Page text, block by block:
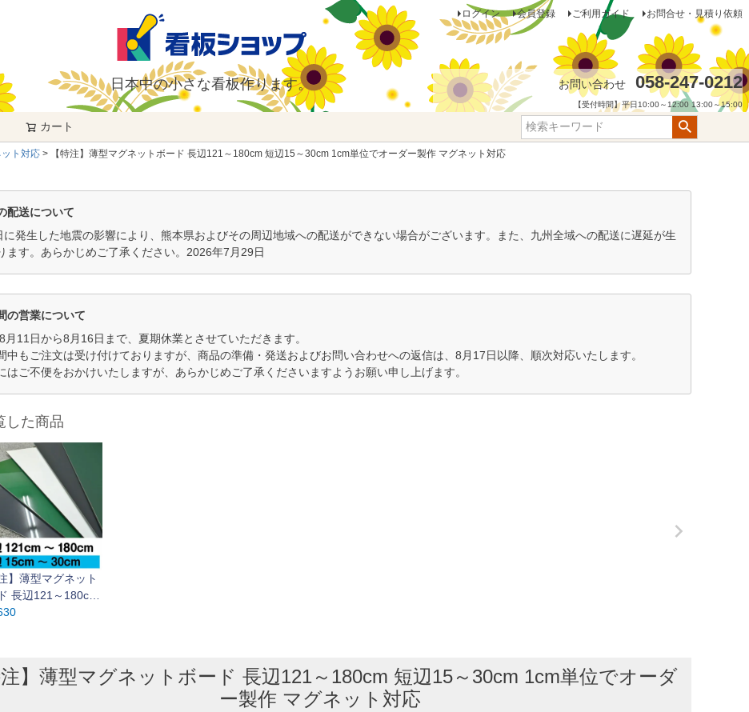
日本中の小さな看板作ります。
ログイン 会員登録 ご利用ガイド お問合せ・見積り依頼
お問い合わせ 058-247-0212
【受付時間】平日10:00～12:00 13:00～15:00
カート
ト対応 【特注】薄型マグネットボード 長辺121～180cm 短辺15～30cm 1cm単位でオーダー製作 マグネット対応
配送について
に発生した地震の影響により、熊本県およびその周辺地域への配送ができない場合がございます。また、九州全域への配送に遅延が生
ます。あらかじめご了承ください。2026年7月29日
の営業について
月11日から8月16日まで、夏期休業とさせていただきます。
中もご注文は受け付けておりますが、商品の準備・発送およびお問い合わせへの返信は、8月17日以降、順次対応いたします。
はご不便をおかけいたしますが、あらかじめご了承くださいますようお願い申し上げます。
した商品
】薄型マグネット
長辺121～180cm
～30cm 1cm単位
注】薄型マグネットボード 長辺121～180cm 短辺15～30cm 1cm単位でオーダ
ー製作 マグネット対応